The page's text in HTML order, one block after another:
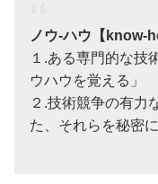
ノウ‐ハウ【know-
１.ある専門的な技
ウハウを覚える」
２.技術競争の有力
た、それらを秘密